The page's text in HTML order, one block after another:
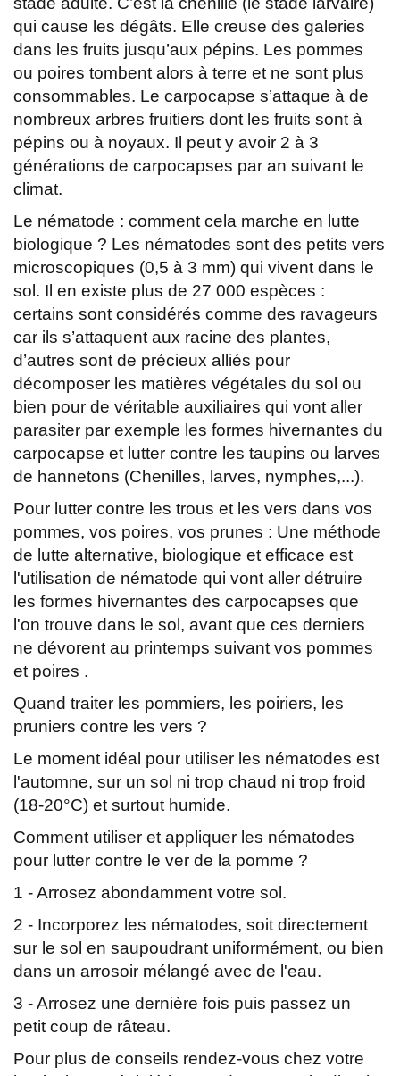
qui cause les dégâts. Elle creuse des galeries
dans les fruits jusqu’aux pépins. Les pommes
ou poires tombent alors à terre et ne sont plus
consommables. Le carpocapse s’attaque à de
nombreux arbres fruitiers dont les fruits sont à
pépins ou à noyaux. Il peut y avoir 2 à 3
générations de carpocapses par an suivant le
climat.
Le nématode : comment cela marche en lutte
biologique ? Les nématodes sont des petits vers
microscopiques (0,5 à 3 mm) qui vivent dans le
sol. Il en existe plus de 27 000 espèces :
certains sont considérés comme des ravageurs
car ils s’attaquent aux racine des plantes,
d’autres sont de précieux alliés pour
décomposer les matières végétales du sol ou
bien pour de véritable auxiliaires qui vont aller
parasiter par exemple les formes hivernantes du
carpocapse et lutter contre les taupins ou larves
de hannetons (Chenilles, larves, nymphes,...).
Pour lutter contre les trous et les vers dans vos
pommes, vos poires, vos prunes : Une méthode
de lutte alternative, biologique et efficace est
l'utilisation de nématode qui vont aller détruire
les formes hivernantes des carpocapses que
l'on trouve dans le sol, avant que ces derniers
ne dévorent au printemps suivant vos pommes
et poires .
Quand traiter les pommiers, les poiriers, les
pruniers contre les vers ?
Le moment idéal pour utiliser les nématodes est
l'automne, sur un sol ni trop chaud ni trop froid
(18-20°C) et surtout humide.
Comment utiliser et appliquer les nématodes
pour lutter contre le ver de la pomme ?
1 - Arrosez abondamment votre sol.
2 - Incorporez les nématodes, soit directement
sur le sol en saupoudrant uniformément, ou bien
dans un arrosoir mélangé avec de l'eau.
3 - Arrosez une dernière fois puis passez un
petit coup de râteau.
Pour plus de conseils rendez-vous chez votre